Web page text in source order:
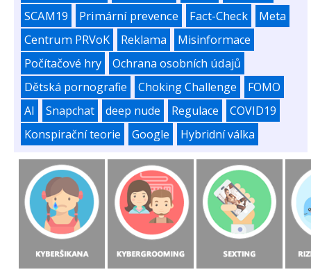
SCAM19
Primární prevence Fact-Check
Meta
Centrum PRVoK
Reklama
Misinformace
Počítačové hry
Ochrana osobních údajů
Dětská pornografie
Choking Challenge
FOMO
AI
Snapchat deep nude Regulace
COVID19
Konspirační teorie
Google Hybridní válka